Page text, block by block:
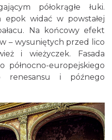
półokrągłe łuki.
epok widać w powstałej
Na końcowy efekt
– wysuniętych przed lico
i wieżyczek. Fasada
północno-europejskiego
renesansu i późnego